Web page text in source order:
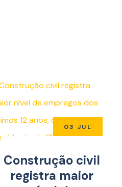
03 JUL
Construção civil
registra maior